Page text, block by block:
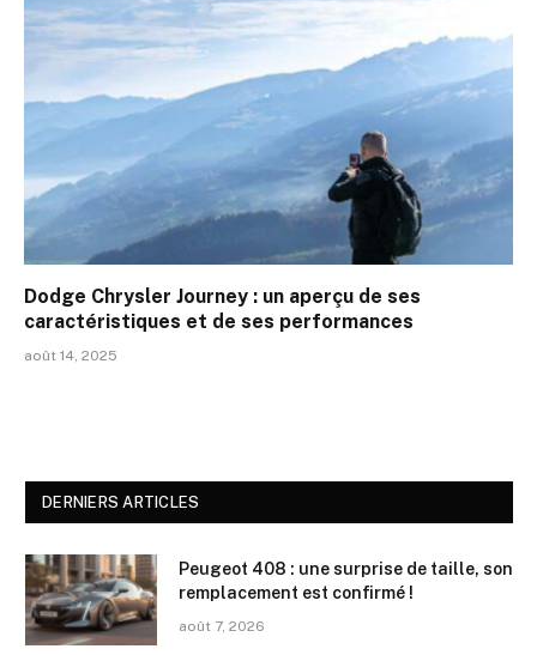
Dodge Chrysler Journey : un aperçu de ses
caractéristiques et de ses performances
août 14, 2025
DERNIERS ARTICLES
Peugeot 408 : une surprise de taille, son
remplacement est confirmé !
août 7, 2026